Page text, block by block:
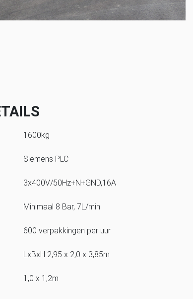
1600kg
Siemens PLC
3x400V/50Hz+N+GND,16A
Minimaal 8 Bar, 7L/min
600 verpakkingen per uur
LxBxH 2,95 x 2,0 x 3,85m
1,0 x 1,2m